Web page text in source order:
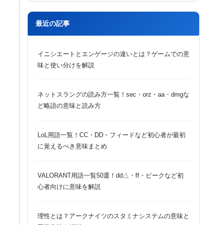
最近の記事
イニシエートとエンゲージの違いとは？ゲームでの意
味と使い分けを解説
ネットスラングの読み方一覧！sec・orz・aa・dmgな
ど略語の意味と読み方
LoL用語一覧！CC・DD・フィードなど初心者が最初
に覚えるべき意味まとめ
VALORANT用語一覧50選！dd△・ff・ピークなど初
心者向けに意味を解説
理性とは？アークナイツのスタミナシステムの意味と